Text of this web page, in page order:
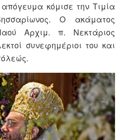
απόγευμα κόμισε την Τιμία
Ο ακάματος
Αρχιμ. π. Νεκτάριος
συνεφημέριοι του και